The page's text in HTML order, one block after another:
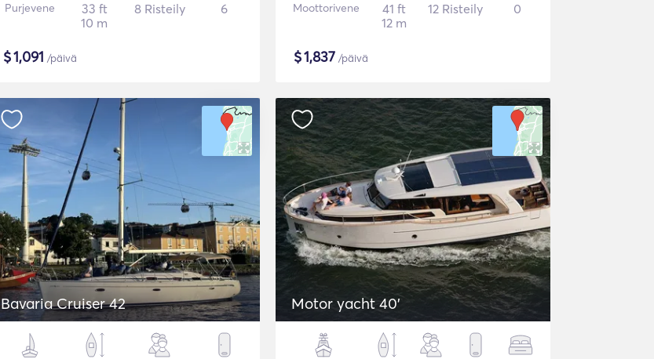
Purjevene
33 ft
10 m
8 Risteily 6
$1,091 /päivä
Moottorivene
41 ft
12 m
12 Risteily 0
$1,837 /päivä
Bavaria Cruiser 42 Motor yacht 40'